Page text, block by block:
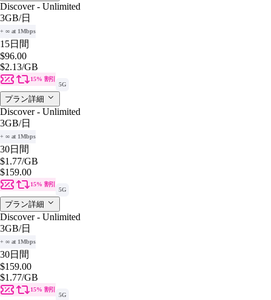
Discover - Unlimited
3GB/日
+ ∞ at 1Mbps
15日間
$96.00
$2.13/GB
15% 割引
5G
プラン詳細
Discover - Unlimited
3GB/日
+ ∞ at 1Mbps
30日間
$1.77/GB
$159.00
15% 割引
5G
プラン詳細
Discover - Unlimited
3GB/日
+ ∞ at 1Mbps
30日間
$159.00
$1.77/GB
15% 割引
5G